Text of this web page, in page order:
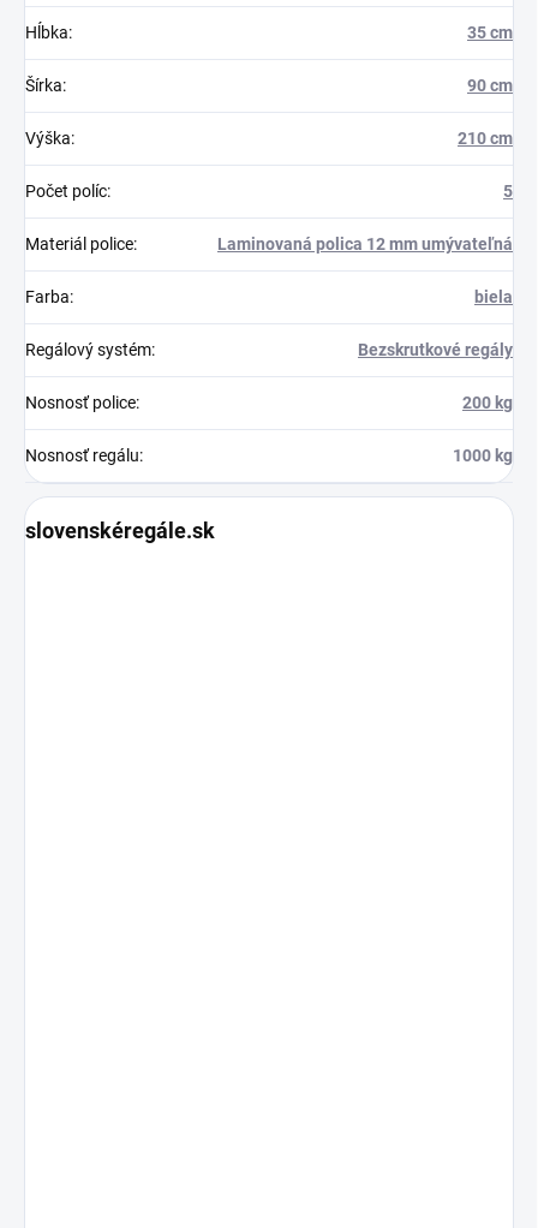
Hĺbka: 35 cm
Šírka: 90 cm
Výška: 210 cm
Počet políc: 5
Materiál police: Laminovaná polica 12 mm umývateľná
Farba: biela
Regálový systém: Bezskrutkové regály
Nosnosť police: 200 kg
Nosnosť regálu: 1000 kg
slovenskéregále.sk